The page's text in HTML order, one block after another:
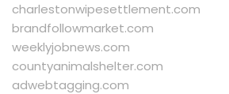
charlestonwipesettlement.com
brandfollowmarket.com
weeklyjobnews.com
countyanimalshelter.com
adwebtagging.com